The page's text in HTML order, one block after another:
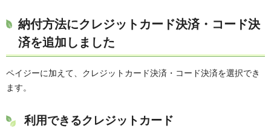
納付方法にクレジットカード決済・コード決
済を追加しました
ペイジーに加えて、クレジットカード決済・コード決済を選択でき
ます。
利用できるクレジットカード